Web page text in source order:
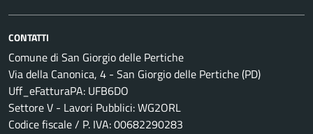
CONTATTI
Comune di San Giorgio delle Pertiche
Via della Canonica, 4 - San Giorgio delle Pertiche (PD)
Uff_eFatturaPA: UFB6DO
Settore V - Lavori Pubblici: WG2ORL
Codice fiscale / P. IVA: 00682290283